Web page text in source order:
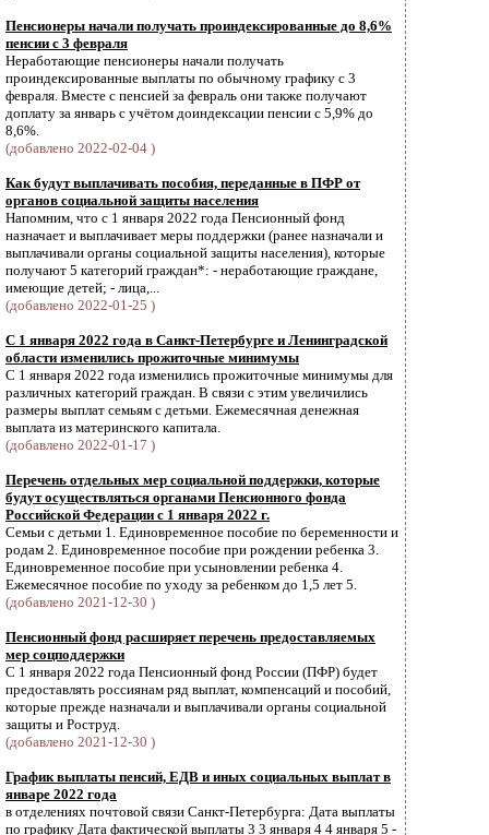
Пенсионеры начали получать проиндексированные до 8,6%
пенсии с 3 февраля
Неработающие пенсионеры начали получать
проиндексированные выплаты по обычному графику с 3
февраля. Вместе с пенсией за февраль они также получают
доплату за январь с учётом доиндексации пенсии с 5,9% до
8,6%.
(добавлено 2022-02-04 )
Как будут выплачивать пособия, переданные в ПФР от
органов социальной защиты населения
Напомним, что с 1 января 2022 года Пенсионный фонд
назначает и выплачивает меры поддержки (ранее назначали и
выплачивали органы социальной защиты населения), которые
получают 5 категорий граждан*: - неработающие граждане,
имеющие детей; - лица,...
(добавлено 2022-01-25 )
С 1 января 2022 года в Санкт-Петербурге и Ленинградской
области изменились прожиточные минимумы
С 1 января 2022 года изменились прожиточные минимумы для
различных категорий граждан. В связи с этим увеличились
размеры выплат семьям с детьми. Ежемесячная денежная
выплата из материнского капитала.
(добавлено 2022-01-17 )
Перечень отдельных мер социальной поддержки, которые
будут осуществляться органами Пенсионного фонда
Российской Федерации с 1 января 2022 г.
Семьи с детьми 1. Единовременное пособие по беременности и
родам 2. Единовременное пособие при рождении ребенка 3.
Единовременное пособие при усыновлении ребенка 4.
Ежемесячное пособие по уходу за ребенком до 1,5 лет 5.
(добавлено 2021-12-30 )
Пенсионный фонд расширяет перечень предоставляемых
мер соцподдержки
С 1 января 2022 года Пенсионный фонд России (ПФР) будет
предоставлять россиянам ряд выплат, компенсаций и пособий,
которые прежде назначали и выплачивали органы социальной
защиты и Роструд.
(добавлено 2021-12-30 )
График выплаты пенсий, ЕДВ и иных социальных выплат в
январе 2022 года
в отделениях почтовой связи Санкт-Петербурга: Дата выплаты
по графику Дата фактической выплаты 3 3 января 4 4 января 5 -